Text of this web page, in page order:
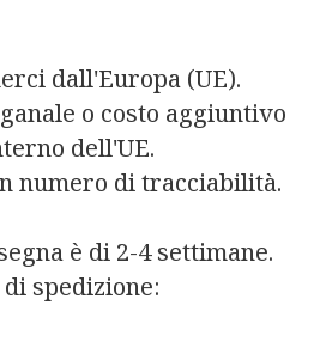
dall'Europa (UE).
o costo aggiuntivo
dell'UE.
numero di tracciabilità.
è di 2-4 settimane.
di spedizione: